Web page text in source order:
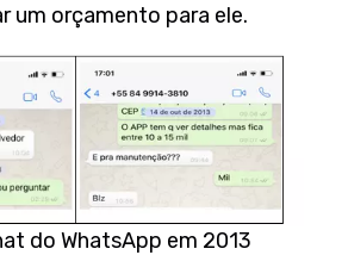
um orçamento para ele.
do WhatsApp em 2013